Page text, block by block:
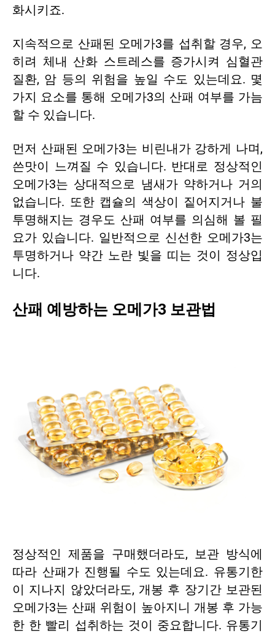
화시키죠.
지속적으로 산패된 오메가3를 섭취할 경우, 오
히려 체내 산화 스트레스를 증가시켜 심혈관
질환, 암 등의 위험을 높일 수도 있는데요. 몇
가지 요소를 통해 오메가3의 산패 여부를 가늠
할 수 있습니다.
먼저 산패된 오메가3는 비린내가 강하게 나며,
쓴맛이 느껴질 수 있습니다. 반대로 정상적인
오메가3는 상대적으로 냄새가 약하거나 거의
없습니다. 또한 캡슐의 색상이 짙어지거나 불
투명해지는 경우도 산패 여부를 의심해 볼 필
요가 있습니다. 일반적으로 신선한 오메가3는
투명하거나 약간 노란 빛을 띠는 것이 정상입
니다.
산패 예방하는 오메가3 보관법
정상적인 제품을 구매했더라도, 보관 방식에
따라 산패가 진행될 수도 있는데요. 유통기한
이 지나지 않았더라도, 개봉 후 장기간 보관된
오메가3는 산패 위험이 높아지니 개봉 후 가능
한 한 빨리 섭취하는 것이 중요합니다. 유통기